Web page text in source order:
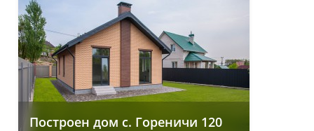
Построен дом с. Гореничи 120